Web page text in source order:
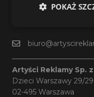
Artyści Reklamy Sp.
Dzieci Warszawy 29/29
02-495 Warszawa
POKAŻ